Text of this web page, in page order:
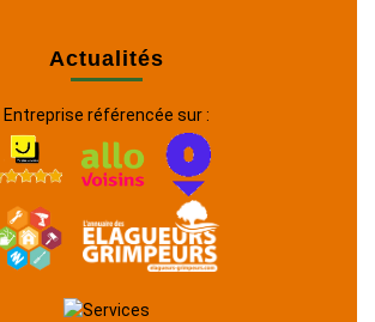
Actualités
Entreprise référencée sur :